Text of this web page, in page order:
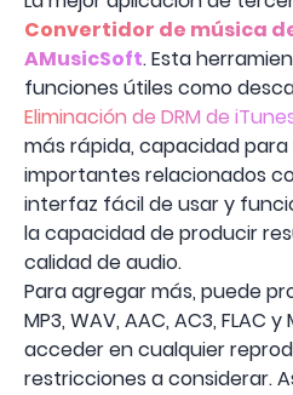
Convertidor de música
AMusicSoft. Esta
funciones útiles como
Eliminación de DRM de
más rápida, capacidad
importantes relacionados
interfaz fácil de usar y
la capacidad de producir
calidad de audio.
Para agregar más, puede
MP3, WAV, AAC, AC3, FLAC
acceder en cualquier
restricciones a considerar.